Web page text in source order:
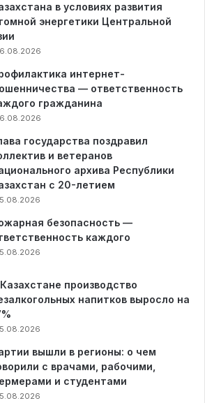
в условиях развития
энергетики Центральной
6.08.2026
интернет-
— ответственность
гражданина
6.08.2026
государства поздравил
и ветеранов
архива Республики
с 20-летием
5.08.2026
безопасность —
каждого
5.08.2026
производство
напитков выросло на
5.08.2026
вышли в регионы: о чем
с врачами, рабочими,
и студентами
5.08.2026